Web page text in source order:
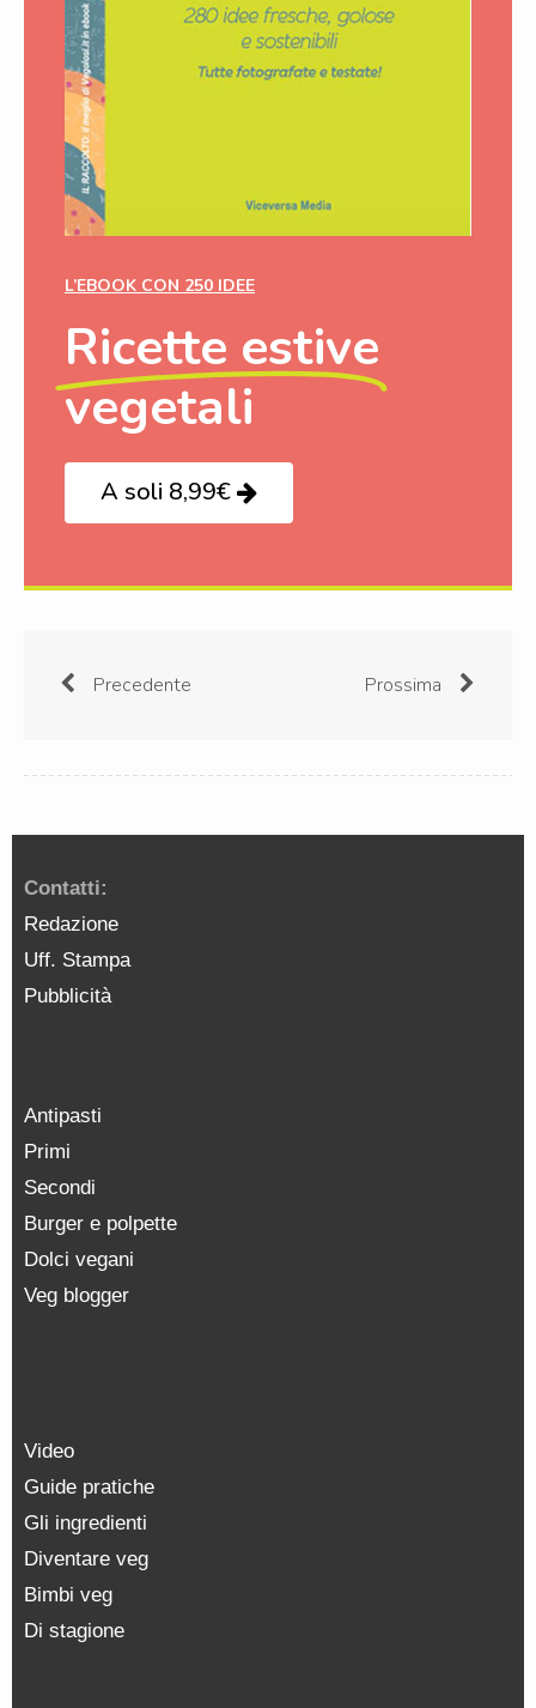
L’EBOOK CON 250 IDEE
Ricette estive
vegetali
A soli 8,99€
Precedente Prossima
Contatti:
Redazione
Uff. Stampa
Pubblicità
Antipasti
Primi
Secondi
Burger e polpette
Dolci vegani
Veg blogger
Video
Guide pratiche
Gli ingredienti
Diventare veg
Bimbi veg
Di stagione